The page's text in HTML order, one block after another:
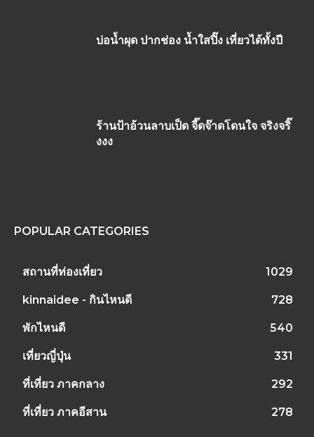
บ่อน้ำผุด ปากช่อง น้ำใสปิ๊ง เที่ยวได้ทั้งปี
ร้านป้าอ้วนลาบเป็ด จี๊ดจ๊าดโดนใจ จริงจริ๊
งงง
POPULAR CATEGORIES
สถานที่ท่องเที่ยว 1029
kinnaidee - กินไหนดี 728
พักไหนดี 540
เที่ยวญี่ปุ่น 331
ที่เที่ยว ภาคกลาง 292
ที่เที่ยว ภาคอีสาน 278